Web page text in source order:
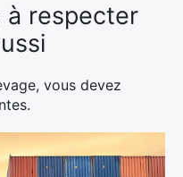
à respecter
vous devez